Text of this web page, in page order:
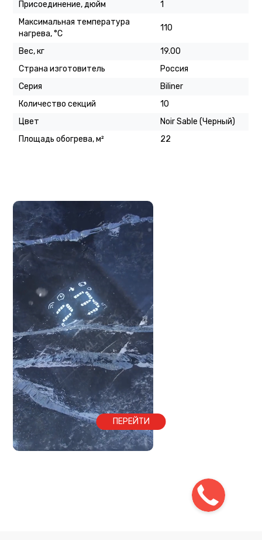
Присоединение, дюйм
1
Максимальная температура
нагрева, °C
110
Вес, кг
19.00
Страна изготовитель
Россия
Серия
Biliner
Количество секций
10
Цвет
Noir Sable (Черный)
Площадь обогрева, м²
22
ПЕРЕЙТИ